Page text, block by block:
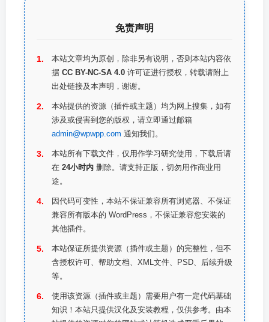
免责声明
本站文章均为原创，除非另有说明，否则本站内容依
据 CC BY-NC-SA 4.0 许可证进行授权，转载请附上
出处链接及本声明，谢谢。
本站提供的资源（插件或主题）均为网上搜集，如有
涉及或侵害到您的版权，请立即通过邮箱
admin@wpwpp.com 通知我们。
本站所有下载文件，仅用作学习研究使用，下载后请
在 24小时内 删除。请支持正版，切勿用作商业用
途。
因代码可变性，本站不保证兼容所有浏览器、不保证
兼容所有版本的 WordPress，不保证兼容您安装的
其他插件。
本站保证所提供资源（插件或主题）的完整性，但不
含授权许可、帮助文档、XML文件、PSD、后续升级
等。
使用该资源（插件或主题）需要用户有一定代码基础
知识！本站只提供汉化及安装教程，仅供参考。由本